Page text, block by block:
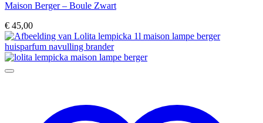
Maison Berger – Boule Zwart
€ 45,00